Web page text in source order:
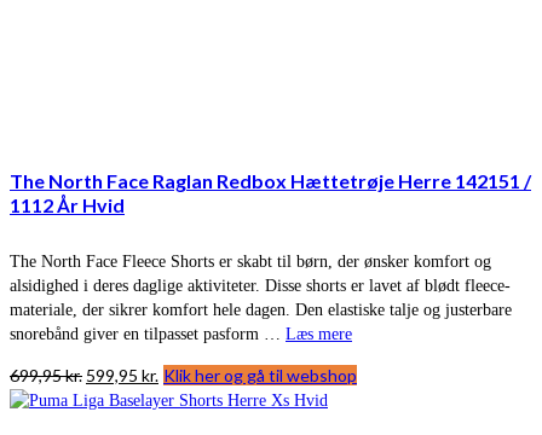
The North Face Raglan Redbox Hættetrøje Herre 142151 /
1112 År Hvid
The North Face Fleece Shorts er skabt til børn, der ønsker komfort og
alsidighed i deres daglige aktiviteter. Disse shorts er lavet af blødt fleece-
materiale, der sikrer komfort hele dagen. Den elastiske talje og justerbare
snorebånd giver en tilpasset pasform … Læs mere
699,95kr. Den
oprindelige
599,95 kr. Den
aktuelle
Klik her og gå til webshop